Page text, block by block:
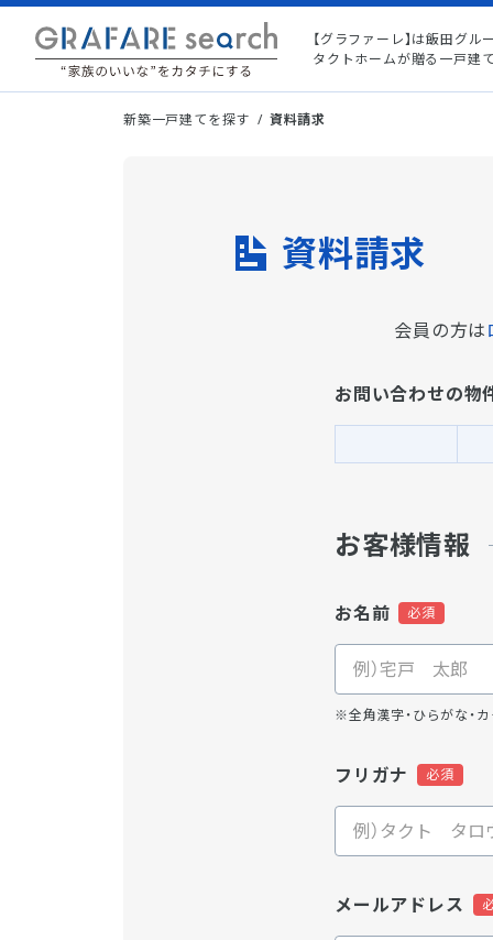
【グラファーレ】は飯田グ
タクトホームが贈る一戸建
新築一戸建てを探す 資料請求
資料請求
会員の方は
お問い合わせの物
お客様情報
お名前
※全角漢字・ひらがな・
フリガナ
メールアドレス